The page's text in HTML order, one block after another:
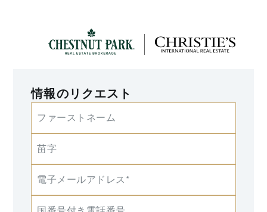
情報のリクエスト
ファーストネーム
苗字
電子メールアドレス*